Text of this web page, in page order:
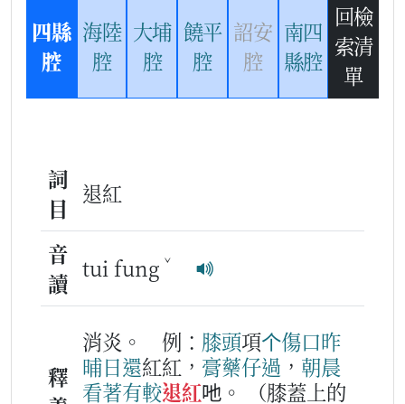
四縣
腔
海陸
腔
大埔
腔
饒平
腔
詔安
腔
南四
縣腔
回檢
索清
單
詞
目
退紅
音
讀
tui fung ˇ
釋
消炎。 例： 膝頭項个傷口昨
晡日還紅紅， 膏藥仔過 ， 朝晨
看著有較退紅吔。
（膝蓋上的